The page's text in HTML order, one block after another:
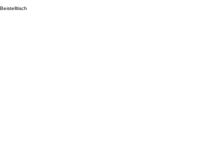
Beistelltisch